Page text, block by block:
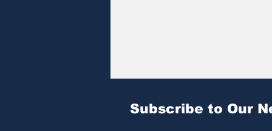
Subscribe to Our